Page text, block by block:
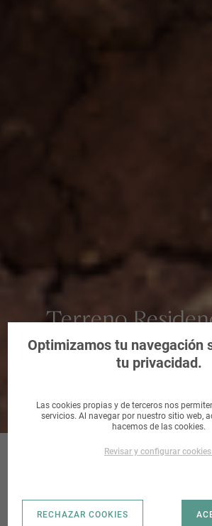
Terreno
Arrecife,
SOLAR C/
Optimizamos tu navegación
tu privacidad.
Las cookies propias y de terceros nos
servicios. Al navegar por nuestro sitio web,
hacemos de las cookies.
Revisar y configurar cookies.
RECHAZAR COOKIES